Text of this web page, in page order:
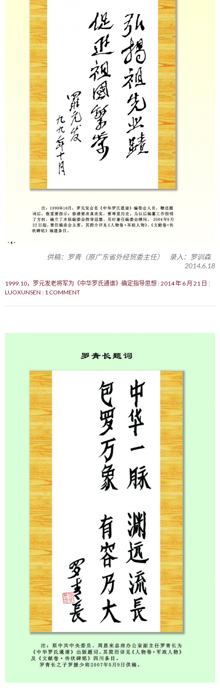
供稿：罗青（原广东省外经贸委主任） 录入：罗训森
2014.6.18
1999.10，罗元发老将军为《中华罗氏通谱》确定指导思想 2014 年 6 月 21 日
LUOXUNSEN
1 COMMENT